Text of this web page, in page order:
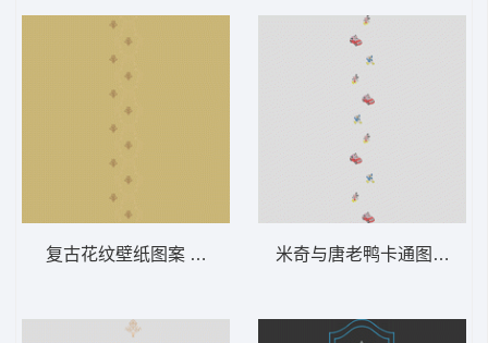
复古花纹壁纸图案 软装 装饰 窗帘米奇与唐老鸭卡通图案 软